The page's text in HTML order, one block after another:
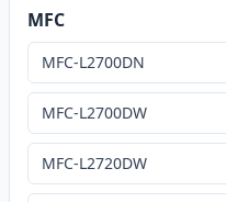
MFC
MFC-L2700DN
MFC-L2700DW
MFC-L2720DW